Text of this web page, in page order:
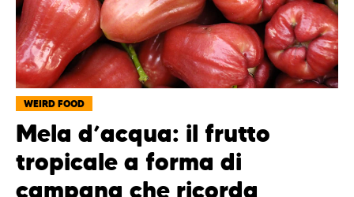
WEIRD FOOD
Mela d’acqua: il frutto
tropicale a forma di
campana che ricorda